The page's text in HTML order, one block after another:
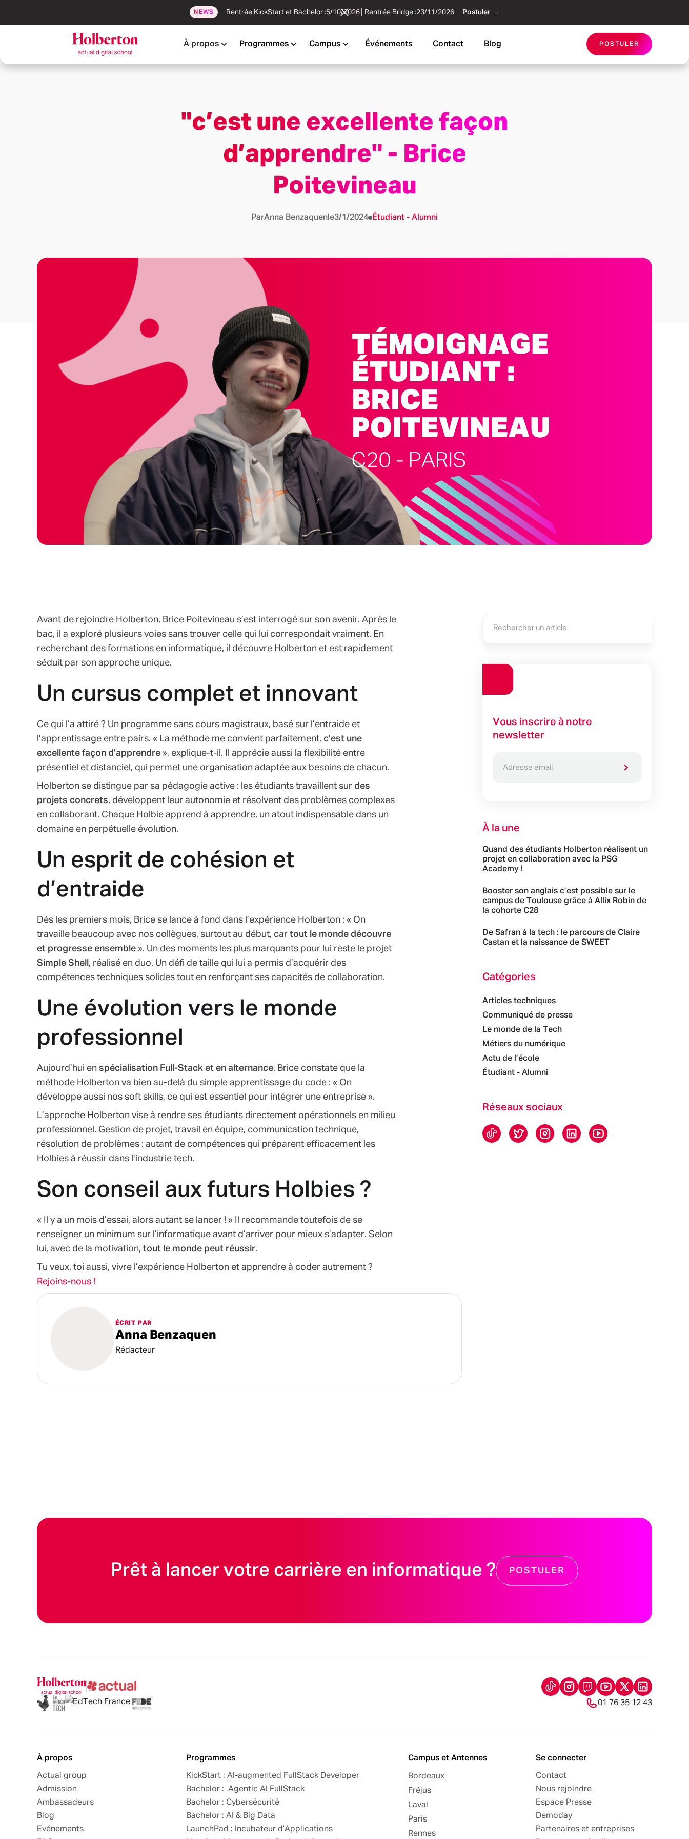
NEWS Rentrée KickStart et Bachelor :5/10/2026 Rentrée Bridge :23/11/2026 Postuler →
À propos Programmes Campus Événements Contact Blog POSTULER
"c’est une excellente façon
d’apprendre" - Brice
Poitevineau
ParAnna Benzaquen le3/1/2024 Étudiant - Alumni
Avant de rejoindre Holberton, Brice Poitevineau s’est interrogé sur son avenir. Après le
bac, il a exploré plusieurs voies sans trouver celle qui lui correspondait vraiment. En
recherchant des formations en informatique, il découvre Holberton et est rapidement
séduit par son approche unique.
Un cursus complet et innovant
Ce qui l’a attiré ? Un programme sans cours magistraux, basé sur l’entraide et
l’apprentissage entre pairs. « La méthode me convient parfaitement, c’est une
excellente façon d’apprendre », explique-t-il. Il apprécie aussi la flexibilité entre
présentiel et distanciel, qui permet une organisation adaptée aux besoins de chacun.
Holberton se distingue par sa pédagogie active : les étudiants travaillent sur des
projets concrets, développent leur autonomie et résolvent des problèmes complexes
en collaborant. Chaque Holbie apprend à apprendre, un atout indispensable dans un
domaine en perpétuelle évolution.
Un esprit de cohésion et
d’entraide
Dès les premiers mois, Brice se lance à fond dans l’expérience Holberton : « On
travaille beaucoup avec nos collègues, surtout au début, car tout le monde découvre
et progresse ensemble ». Un des moments les plus marquants pour lui reste le projet
Simple Shell , réalisé en duo. Un défi de taille qui lui a permis d’acquérir des
compétences techniques solides tout en renforçant ses capacités de collaboration.
Une évolution vers le monde
professionnel
Aujourd’hui en spécialisation Full-Stack et en alternance, Brice constate que la
méthode Holberton va bien au-delà du simple apprentissage du code : « On
développe aussi nos soft skills, ce qui est essentiel pour intégrer une entreprise ».
L’approche Holberton vise à rendre ses étudiants directement opérationnels en milieu
professionnel. Gestion de projet, travail en équipe, communication technique,
résolution de problèmes : autant de compétences qui préparent efficacement les
Holbies à réussir dans l’industrie tech.
Son conseil aux futurs Holbies ?
« Il y a un mois d’essai, alors autant se lancer ! » Il recommande toutefois de se
renseigner un minimum sur l’informatique avant d’arriver pour mieux s’adapter. Selon
lui, avec de la motivation, tout le monde peut réussir.
Tu veux, toi aussi, vivre l’expérience Holberton et apprendre à coder autrement ?
Rejoins-nous !
ÉCRIT PAR
Anna Benzaquen
Rédacteur
Vous inscrire à notre
newsletter
À la une
Quand des étudiants Holberton réalisent un
projet en collaboration avec la PSG
Academy !
Booster son anglais c’est possible sur le
campus de Toulouse grâce à Allix Robin de
la cohorte C28
De Safran à la tech : le parcours de Claire
Castan et la naissance de SWEET
Catégories
Articles techniques
Communiqué de presse
Le monde de la Tech
Métiers du numérique
Actu de l’école
Étudiant - Alumni
Réseaux sociaux
Prêt à lancer votre carrière en informatique ? POSTULER
01 76 35 12 43
À propos
Actual group
Admission
Ambassadeurs
Blog
Evénements
Programmes
KickStart : AI-augmented FullStack Developer
Bachelor : Agentic AI FullStack
Bachelor : Cybersécurité
Bachelor : AI & Big Data
LaunchPad : Incubateur d’Applications
Campus et Antennes
Bordeaux
Fréjus
Laval
Paris
Rennes
Se connecter
Contact
Nous rejoindre
Espace Presse
Demoday
Partenaires et entreprises